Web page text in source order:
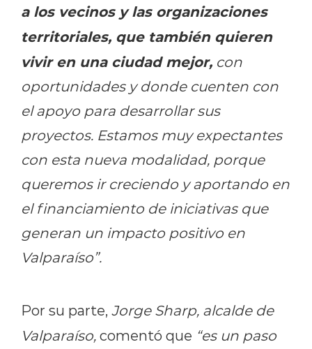
a los vecinos y las organizaciones
territoriales, que también quieren
vivir en una ciudad mejor, con
oportunidades y donde cuenten con
el apoyo para desarrollar sus
proyectos. Estamos muy expectantes
con esta nueva modalidad, porque
queremos ir creciendo y aportando en
el financiamiento de iniciativas que
generan un impacto positivo en
Valparaíso”.
Por su parte, Jorge Sharp, alcalde de
Valparaíso,comentó que “es un paso